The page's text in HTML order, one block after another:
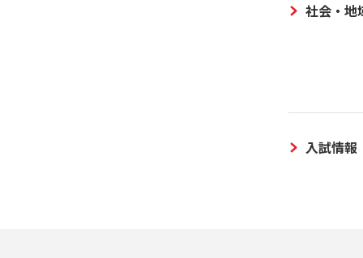
社会・地
入試情報